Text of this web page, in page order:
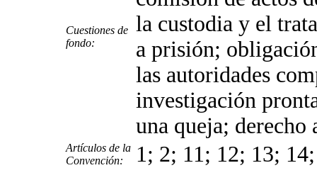
Cuestiones de
fondo:
la custodia y el
a prisión;
las autoridades
investigación
una queja; derecho
Artículos de la
Convención:
1; 2; 11; 12; 13;